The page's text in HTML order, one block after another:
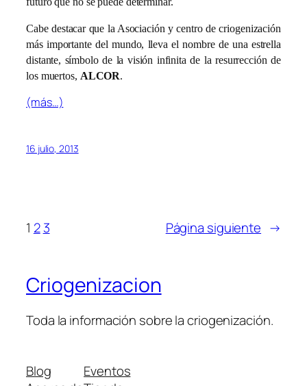
Cabe destacar que la Asociación y centro de criogenización
más importante del mundo, lleva el nombre de una estrella
distante, símbolo de la visión infinita de la resurrección de
los muertos, ALCOR.
(más…)
16 julio, 2013
1 2 3 Página siguiente →
Criogenizacion
Toda la información sobre la criogenización.
Blog
Eventos